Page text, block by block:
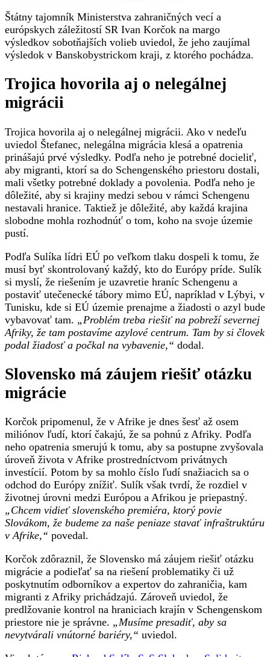
Štátny tajomník Ministerstva zahraničných vecí a
európskych záležitostí SR Ivan Korčok na margo
výsledkov sobotňajších volieb uviedol, že jeho zaujímal
výsledok v Banskobystrickom kraji, z ktorého pochádza.
Trojica hovorila aj o nelegálnej
migrácii
Trojica hovorila aj o nelegálnej migrácii. Ako v nedeľu
uviedol Štefanec, nelegálna migrácia klesá a opatrenia
prinášajú prvé výsledky. Podľa neho je potrebné docieliť,
aby migranti, ktorí sa do Schengenského priestoru dostali,
mali všetky potrebné doklady a povolenia. Podľa neho je
dôležité, aby si krajiny medzi sebou v rámci Schengenu
nestavali hranice. Taktiež je dôležité, aby každá krajina
slobodne mohla rozhodnúť o tom, koho na svoje územie
pustí.
Podľa Sulíka lídri EÚ po veľkom tlaku dospeli k tomu, že
musí byť skontrolovaný každý, kto do Európy príde. Sulík
si myslí, že riešením je uzavretie hraníc Schengenu a
postaviť utečenecké tábory mimo EÚ, napríklad v Lýbyi, v
Tunisku, kde si EÚ územie prenajme a žiadosti o azyl bude
vybavovať tam. „Problém treba riešiť na pobreží severnej
Afriky, že tam postavíme azylové centrum. Tam by si človek
podal žiadosť a počkal na vybavenie,“ dodal.
Slovensko má záujem riešiť otázku
migrácie
Korčok pripomenul, že v Afrike je dnes šesť až osem
miliónov ľudí, ktorí čakajú, že sa pohnú z Afriky. Podľa
neho opatrenia smerujú k tomu, aby sa postupne zvyšovala
úroveň života v Afrike prostredníctvom privátnych
investícií. Potom by sa mohlo číslo ľudí snažiacich sa o
odchod do Európy znížiť. Sulík však tvrdí, že rozdiel v
životnej úrovni medzi Európou a Afrikou je priepastný.
„Chcem vidieť slovenského premiéra, ktorý povie
Slovákom, že budeme za naše peniaze stavať infraštruktúru
v Afrike,“ povedal.
Korčok zdôraznil, že Slovensko má záujem riešiť otázku
migrácie a podieľať sa na riešení problematiky či už
poskytnutím odborníkov a expertov do zahraničia, kam
migranti z Afriky prichádzajú. Zároveň uviedol, že
predlžovanie kontrol na hraniciach krajín v Schengenskom
priestore nie je správne. „Musíme presadiť, aby sa
nevytvárali vnútorné bariéry,“ uviedol.